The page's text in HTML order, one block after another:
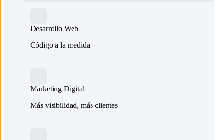
Desarrollo Web
Código a la medida
Marketing Digital
Más visibilidad, más clientes